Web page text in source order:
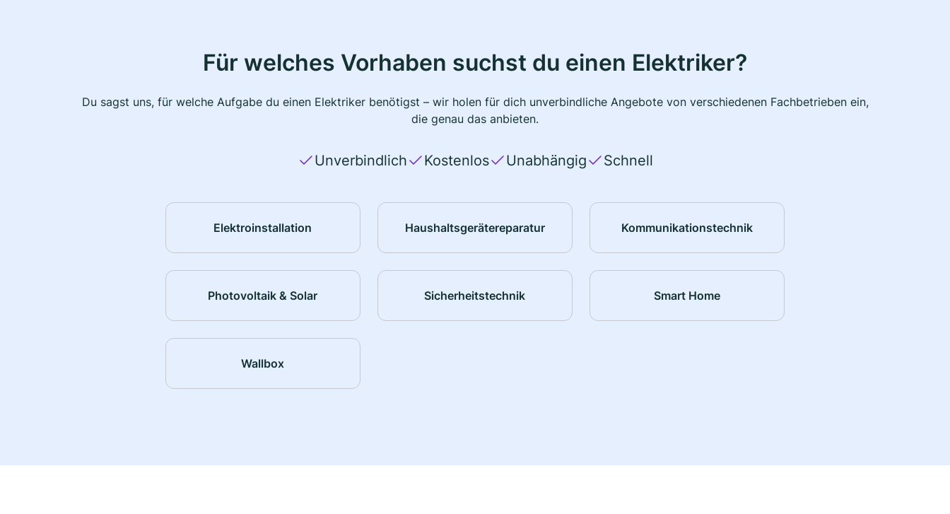
Für welches Vorhaben suchst du einen Elektriker?
Du sagst uns, für welche Aufgabe du einen Elektriker benötigst – wir holen für dich unverbindliche Angebote von verschiedenen Fachbetrieben ein,
die genau das anbieten.
Unverbindlich Kostenlos Unabhängig Schnell
Elektroinstallation Haushaltsgerätereparatur Kommunikationstechnik
Photovoltaik & Solar Sicherheitstechnik Smart Home
Wallbox